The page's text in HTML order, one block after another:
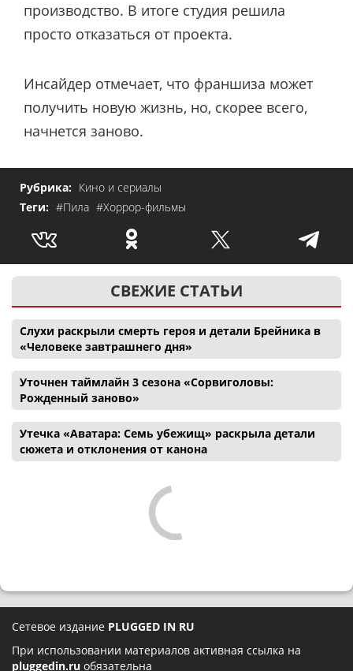
производство. В итоге студия решила
просто отказаться от проекта.
Инсайдер отмечает, что франшиза может
получить новую жизнь, но, скорее всего,
начнется заново.
Рубрика: Кино и сериалы
Теги: #Пила #Хоррор-фильмы
СВЕЖИЕ СТАТЬИ
Слухи раскрыли смерть героя и детали Брейника в
«Человеке завтрашнего дня»
Уточнен таймлайн 3 сезона «Сорвиголовы:
Рожденный заново»
Утечка «Аватара: Семь убежищ» раскрыла детали
сюжета и отклонения от канона
Сетевое издание PLUGGED IN RU
При использовании материалов активная ссылка на
pluggedin.ru обязательна